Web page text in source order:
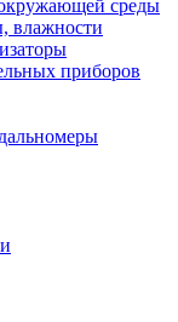
среды
влажности
приборов